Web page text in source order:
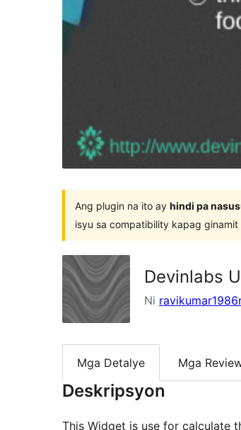
Ang plugin na ito ay hindi pa
isyu sa compatibility kapag
Devinlabs
Ni
Mga Detalye Mga
Deskripsyon
This Widget is use for calculate